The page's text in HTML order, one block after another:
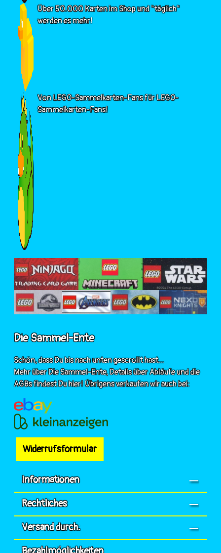
Über 50.000 Karten im Shop und "täglich"
werden es mehr!
Von LEGO-Sammelkarten-Fans für LEGO-
Sammelkarten-Fans!
Die Sammel-Ente
Schön, dass Du bis nach unten gescrollt hast...
Mehr über Die Sammel-Ente, Details über Abläufe und die
AGBs findest Du hier! Übrigens verkaufen wir auch bei:
Widerrufsformular
Informationen
Rechtliches
Versand durch: